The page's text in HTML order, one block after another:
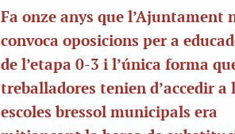
Fa onze anys que l’Ajuntament
convoca oposicions per a
de l’etapa 0-3 i l’única forma
treballadores tenien d’accedir a
escoles bressol municipals era